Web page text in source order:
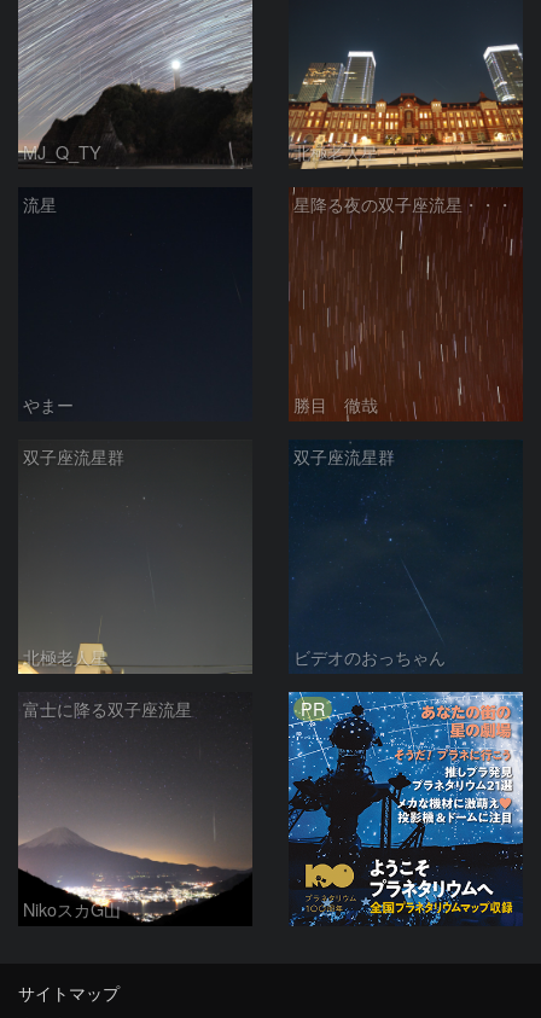
MJ_Q_TY 北極老人星
流星
やまー
星降る夜の双子座流星・・・
勝目 徹哉
双子座流星群
北極老人星
双子座流星群
ビデオのおっちゃん
富士に降る双子座流星
NikoスカG山
PR
サイトマップ